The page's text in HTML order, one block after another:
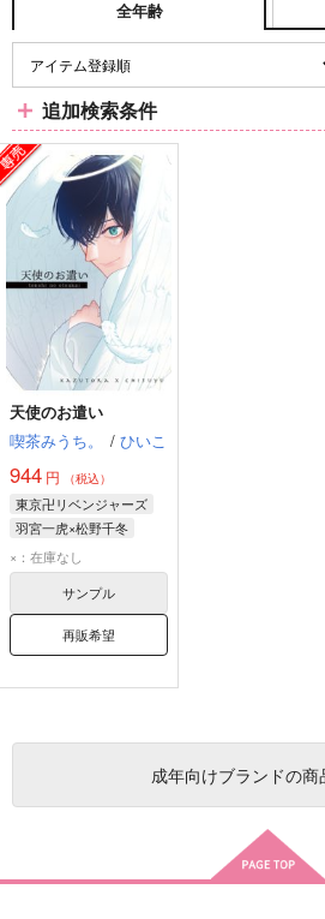
全年齢
追加検索条件
天使のお遣い
喫茶みうち。
/ ひいこ
944 円 （税込）
東京卍リベンジャーズ
羽宮一虎×松野千冬
羽宮一虎
×：在庫なし
サンプル
再販希望
成年向けブランドの商